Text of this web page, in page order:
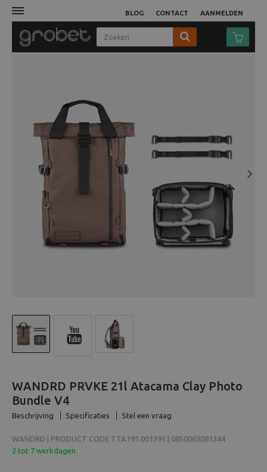
AANMELDEN
BLOG CONTACT
Objectieven
Video
Tassen
Statieven
Studio
Analoog
WANDRD PRVKE 21l Atacama Clay Photo
Bundle V4
Beschrijving Specificaties Stel een vraag
WANDRD | PRODUCT CODE TTA191.001391 | 0850063081344
2 tot 7 werkdagen